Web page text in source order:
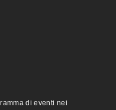
di eventi nei